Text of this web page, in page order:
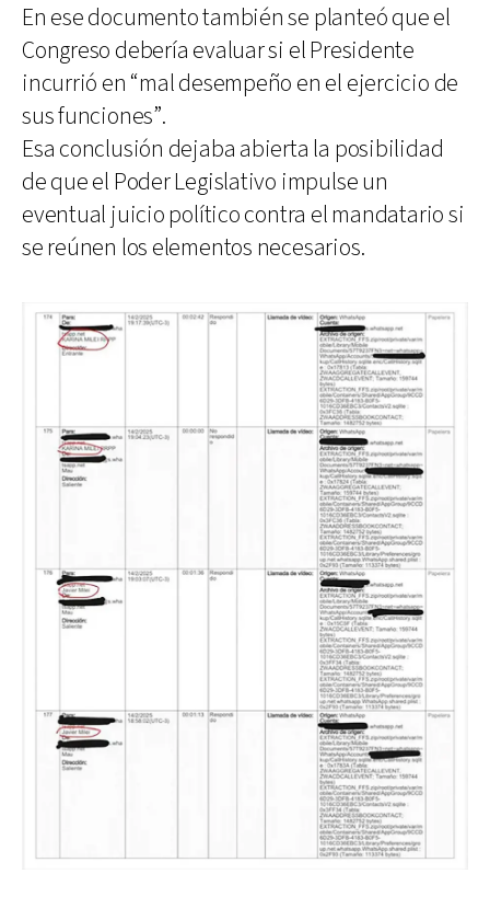
En ese documento también se planteó que el
Congreso debería evaluar si el Presidente
incurrió en “mal desempeño en el ejercicio de
sus funciones”.
Esa conclusión dejaba abierta la posibilidad
de que el Poder Legislativo impulse un
eventual juicio político contra el mandatario si
se reúnen los elementos necesarios.